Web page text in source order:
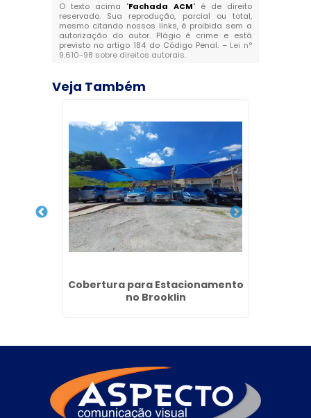
O texto acima "Fachada ACM" é de direito
reservado. Sua reprodução, parcial ou total,
mesmo citando nossos links, é proibida sem a
autorização do autor. Plágio é crime e está
previsto no artigo 184 do Código Penal. – Lei n°
9.610-98 sobre direitos autorais.
Veja Também
Cobertura para Estacionamento
no Brooklin